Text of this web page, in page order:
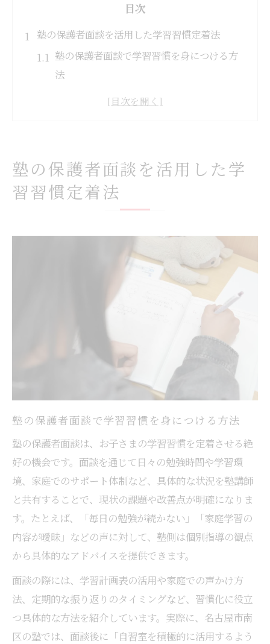
目次
塾の保護者面談を活用した学習習慣定着法
塾の保護者面談で学習習慣を身につける方
法
塾と家庭が連携する学習習慣づくりのポイ
る
塾での話し合いが家庭学習に与える効果と
高校受験成功へ導く面談時のポイント
塾の面談で高校受験対策を強化するコツ
受験生の保護者が塾面談で確認すべき内容
塾面談で志望校合格へ近づく学習戦略
塾の講師と連携し受験対策を進める方法
塾面談で聞きたい高校受験直前のアドバイ
お子さまの現状把握に役立つ面談質問例
塾の面談で使える現状把握の質問リスト
学習状況を知るための塾面談活用術
塾面談で保護者が尋ねたい成績や課題
塾の面談で子どもの成長を確認する質問例
今後の塾学習計画を立てるための面談質問
塾選びや面談対策で見落としがちな注意点
塾選びと面談準備で意識したい落とし穴
塾の保護者面談で見逃しやすい注意点
面談時にありがちな塾との認識違い対策
塾面談後のアフターフォローの重要性
保護者面談から学習効果を高めるコツとは
塾の保護者面談を活用した学
習習慣定着法
塾の保護者面談で学習習慣を身につける方法
塾の保護者面談は、お子さまの学習習慣を定着させる絶
好の機会です。面談を通じて日々の勉強時間や学習環
境、家庭でのサポート体制など、具体的な状況を塾講師
と共有することで、現状の課題や改善点が明確になりま
す。たとえば、「毎日の勉強が続かない」「家庭学習の
内容が曖昧」などの声に対して、塾側は個別指導の観点
から具体的なアドバイスを提供できます。
面談の際には、学習計画表の活用や家庭での声かけ方
法、定期的な振り返りのタイミングなど、習慣化に役立
つ具体的な方法を紹介しています。実際に、名古屋市南
区の塾では、面談後に「自習室を積極的に活用するよう